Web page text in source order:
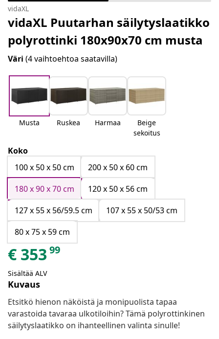
vidaXL
vidaXL Puutarhan säilytyslaatikko
polyrottinki 180x90x70 cm musta
Väri (4 vaihtoehtoa saatavilla)
Musta Ruskea Harmaa
Beige
sekoitus
Koko
100 x 50 x 50 cm
200 x 50 x 60 cm
180 x 90 x 70 cm
120 x 50 x 56 cm
127 x 55 x 56/59.5 cm
107 x 55 x 50/53 cm
80 x 75 x 59 cm
€ 353 99
Sisältää ALV
Kuvaus
Etsitkö hienon näköistä ja monipuolista tapaa
varastoida tavaraa ulkotiloihin? Tämä polyrottinkinen
säilytyslaatikko on ihanteellinen valinta sinulle!